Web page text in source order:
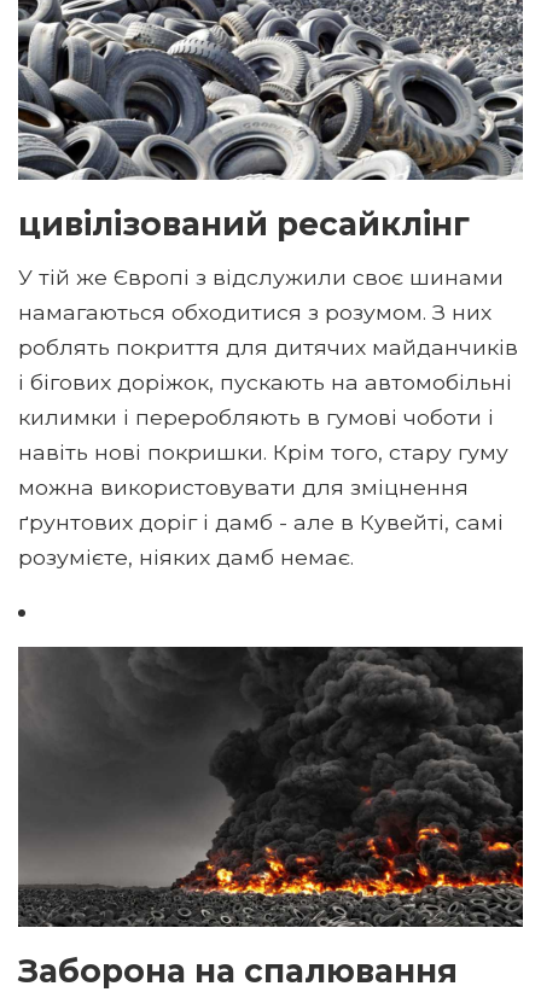
цивілізований ресайклінг
У тій же Європі з відслужили своє шинами
намагаються обходитися з розумом. З них
роблять покриття для дитячих майданчиків
і бігових доріжок, пускають на автомобільні
килимки і переробляють в гумові чоботи і
навіть нові покришки. Крім того, стару гуму
можна використовувати для зміцнення
ґрунтових доріг і дамб - але в Кувейті, самі
розумієте, ніяких дамб немає.
Заборона на спалювання